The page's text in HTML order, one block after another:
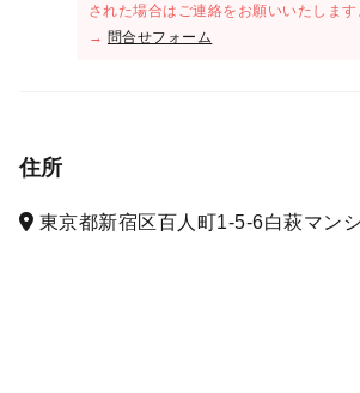
された場合はご連絡をお願いいたします
→ 問合せフォーム
住所
東京都新宿区百人町1-5-6白萩マン